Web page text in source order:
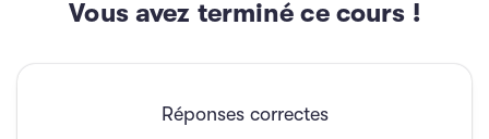
Vous avez terminé ce cours !
Réponses correctes